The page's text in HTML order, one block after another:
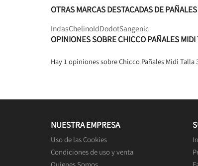
OTRAS MARCAS DESTACADAS DE
IndasChelinoIdDodotSangenic
OPINIONES SOBRE CHICCO PAÑALES
Hay 1 opiniones sobre Chicco Pañales Midi Talla
NUESTRA EMPRESA
Uso de las Cookies
Condiciones de uso y venta